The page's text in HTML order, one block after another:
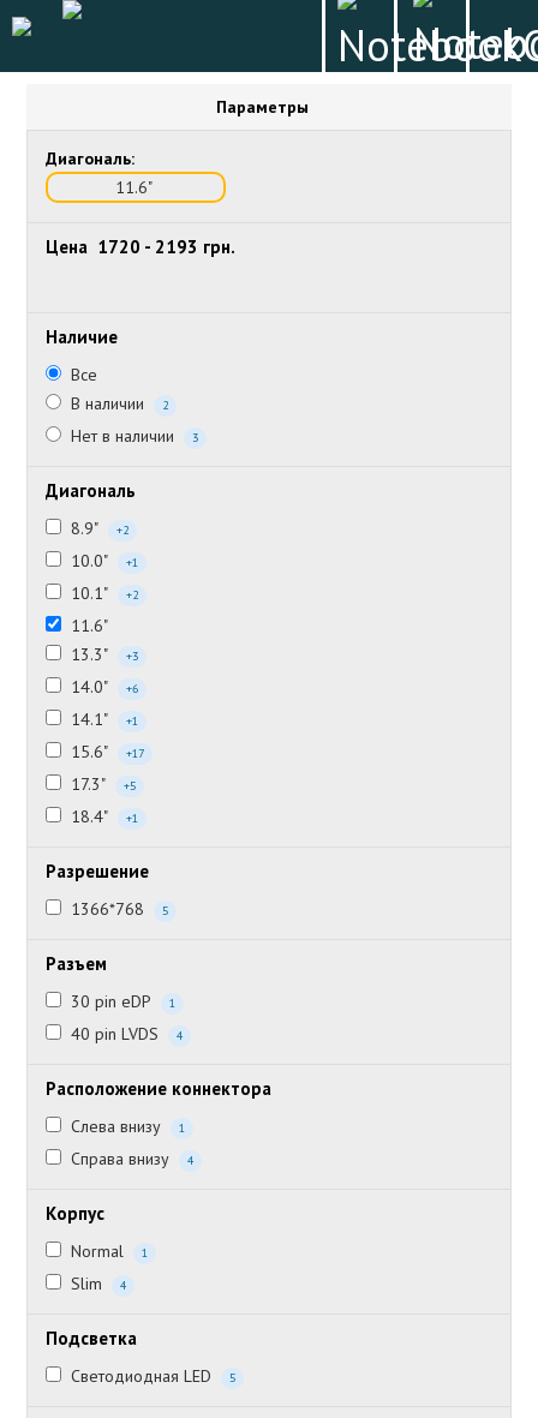
Параметры
Диагональ:
11.6"
Цена 1720 - 2193 грн.
Наличие
Все
В наличии
2
Нет в наличии 3
Диагональ
8.9" +2
10.0" +1
10.1" +2
11.6"
13.3"
+3
14.0" +6
14.1" +1
15.6" +17
17.3" +5
18.4" +1
Разрешение
1366*768 5
Разъем
30 pin eDP 1
40 pin LVDS 4
Расположение коннектора
Слева внизу 1
Справа внизу 4
Корпус
Normal 1
Slim 4
Подсветка
Светодиодная LED 5